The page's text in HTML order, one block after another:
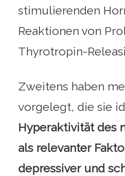
stimulierenden
Reaktionen von
Thyrotropin-
Zweitens haben
vorgelegt, die sie
Hyperaktivität des
als relevanter
depressiver und